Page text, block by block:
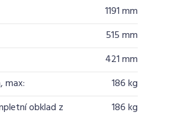
1191 mm
515 mm
421 mm
max:
186 kg
obklad z
186 kg